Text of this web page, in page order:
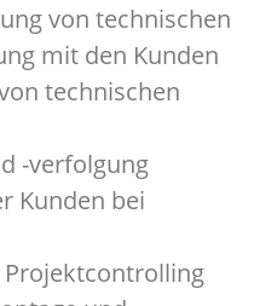
von technischen
mit den Kunden
technischen
-verfolgung
Kunden bei